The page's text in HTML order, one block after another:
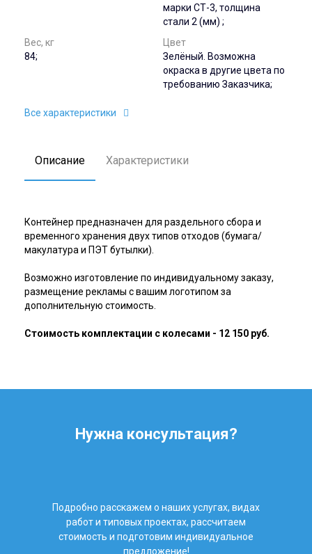
марки СТ-3, толщина
стали 2 (мм) ;
Вес, кг
84;
Цвет
Зелёный. Возможна
окраска в другие цвета по
требованию Заказчика;
Все характеристики
Описание Характеристики
Контейнер предназначен для раздельного сбора и
временного хранения двух типов отходов (бумага/
макулатура и ПЭТ бутылки).
Возможно изготовление по индивидуальному заказу,
размещение рекламы с вашим логотипом за
дополнительную стоимость.
Стоимость комплектации с колесами - 12 150 руб.
Нужна консультация?
Подробно расскажем о наших услугах, видах
работ и типовых проектах, рассчитаем
стоимость и подготовим индивидуальное
предложение!